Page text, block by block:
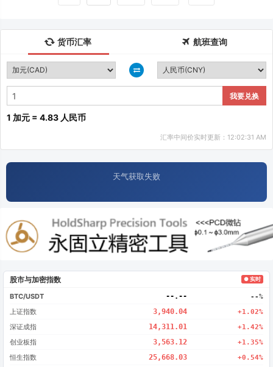
货币汇率 航班查询
我要兑换
1 加元 = 4.83 人民币
汇率中间价实时更新：12:02:31 AM
天气获取失败
股市与加密指数 ● 实时
BTC/USDT --.-- --%
上证指数 3,940.04 +1.02%
深证成指 14,311.01 +1.42%
创业板指 3,563.12 +1.35%
恒生指数 25,668.03 +0.54%